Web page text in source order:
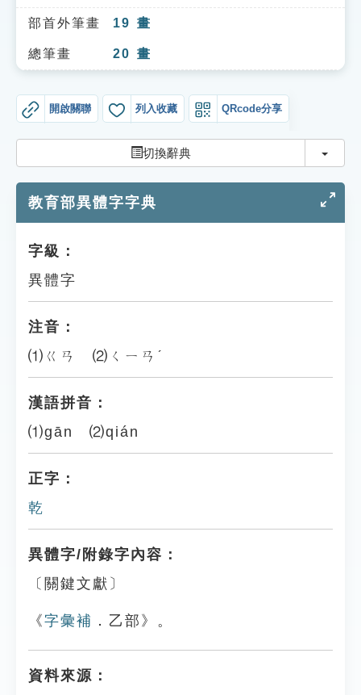
知識索引
單字索引
貓頭鷹博士
部首外筆畫 19 畫
總筆畫 20 畫
開啟關聯 列入收藏 QRcode分享
切換辭典 切換
教育部異體字字典
字級：
異體字
注音：
⑴ㄍㄢ ⑵ㄑㄧㄢˊ
漢語拼音：
⑴gān ⑵qián
正字：
乾
異體字/附錄字內容：
〔關鍵文獻〕
《字彙補 ．乙部》。
資料來源：